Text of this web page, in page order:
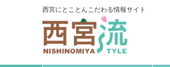
西宮にとことんこだわる情報サイト